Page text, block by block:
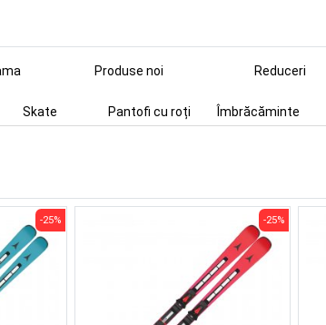
Produse noi Reduceri
Skate Pantofi cu roți Îmbrăcăminte
-25% -25%